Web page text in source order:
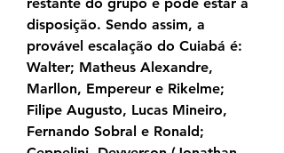
disposição. Sendo assim, a
provável escalação do Cuiabá é:
Walter; Matheus Alexandre,
Marllon, Empereur e Rikelme;
Filipe Augusto, Lucas Mineiro,
Fernando Sobral e Ronald;